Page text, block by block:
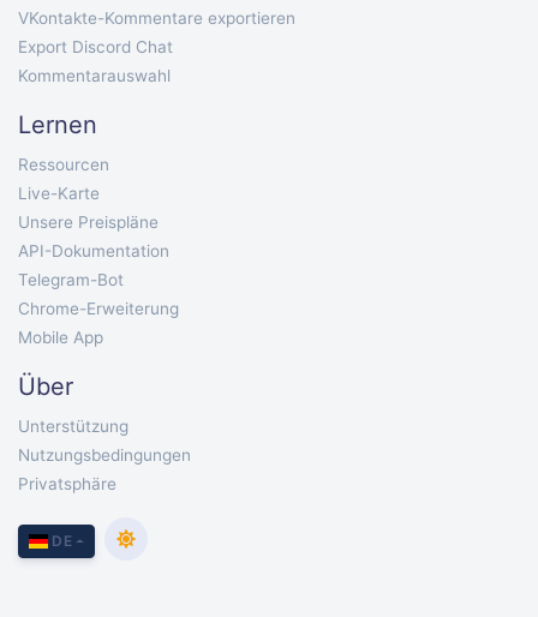
VKontakte-Kommentare exportieren
Export Discord Chat
Kommentarauswahl
Lernen
Ressourcen
Live-Karte
Unsere Preispläne
API-Dokumentation
Telegram-Bot
Chrome-Erweiterung
Mobile App
Über
Unterstützung
Nutzungsbedingungen
Privatsphäre
DE